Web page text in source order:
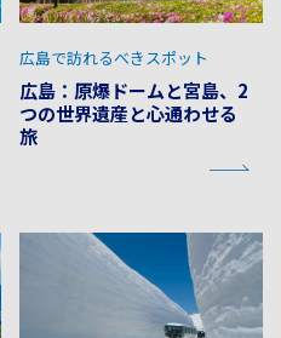
広島：原爆ドームと宮島、2
つの世界遺産と心通わせる
旅
広島で訪れるべきスポット